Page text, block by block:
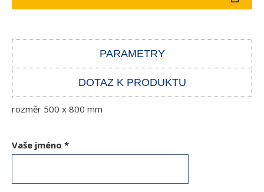
PARAMETRY
DOTAZ K PRODUKTU
rozměr 500 x 800 mm
Vaše jméno *